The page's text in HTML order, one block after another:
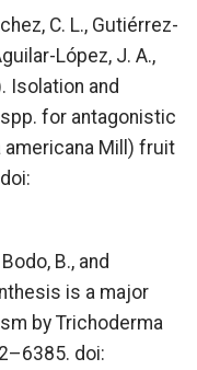
C. L., Gutiérrez-
López, J. A.,
Isolation and
for antagonistic
Mill) fruit
B., and
is a major
by Trichoderma
doi: